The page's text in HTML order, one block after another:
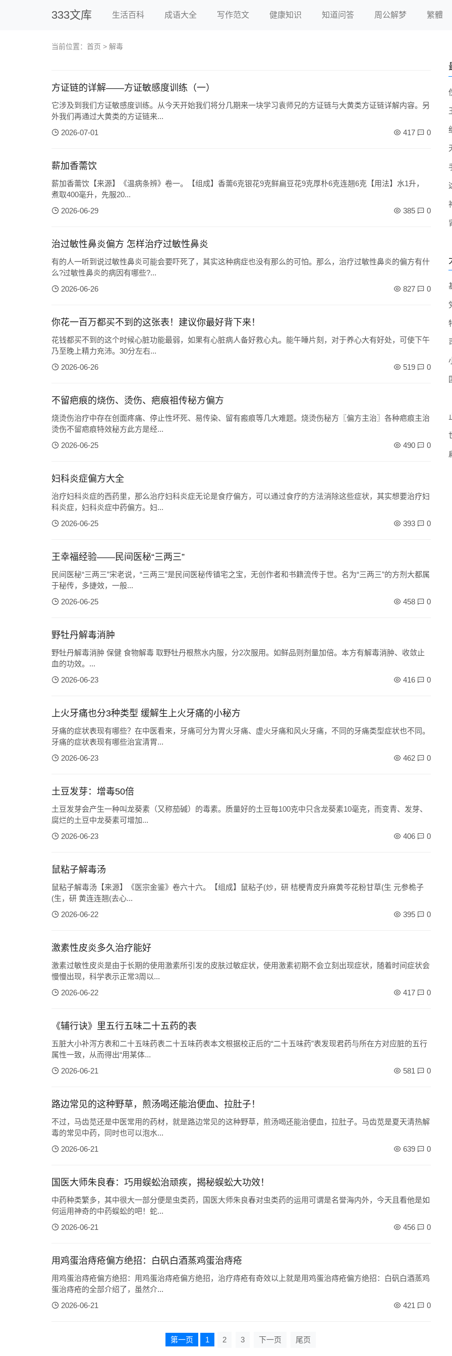
333文库 生活百科 成语大全 写作范文 健康知识 知道问答 周公解梦 繁體
当前位置： 首页 > 解毒
方证链的详解——方证敏感度训练（一）
它涉及到我们方证敏感度训练。从今天开始我们将分几期来一块学习袁师兄的方证链与大黄类方证链详解内容。另
外我们再通过大黄类的方证链来...
2026-07-01
417 0
薪加香薷饮
薪加香薷饮【来源】《温病条辨》卷一。【组成】香薷6克银花9克鲜扁豆花9克厚朴6克连翘6克【用法】水1升，
煮取400毫升，先服20...
2026-06-29
385 0
治过敏性鼻炎偏方 怎样治疗过敏性鼻炎
有的人一听到说过敏性鼻炎可能会要吓死了，其实这种病症也没有那么的可怕。那么，治疗过敏性鼻炎的偏方有什
么?过敏性鼻炎的病因有哪些?...
2026-06-26
827 0
你花一百万都买不到的这张表！建议你最好背下来！
花钱都买不到的这个时候心脏功能最弱，如果有心脏病人备好救心丸。能午睡片刻，对于养心大有好处，可使下午
乃至晚上精力充沛。30分左右...
2026-06-26
519 0
不留疤痕的烧伤、烫伤、疤痕祖传秘方偏方
烧烫伤治疗中存在创面疼痛、停止性坏死、易传染、留有瘢痕等几大难题。烧烫伤秘方〖偏方主治〗各种疤痕主治
烫伤不留疤痕特效秘方此方是经...
2026-06-25
490 0
妇科炎症偏方大全
治疗妇科炎症的西药里，那么治疗妇科炎症无论是食疗偏方，可以通过食疗的方法消除这些症状，其实想要治疗妇
科炎症，妇科炎症中药偏方。妇...
2026-06-25
393 0
王幸福经验——民间医秘“三两三”
民间医秘“三两三”宋老说，“三两三”是民间医秘传镇宅之宝，无创作者和书籍流传于世。名为“三两三”的方剂大都属
于秘传，多捷效，一般...
2026-06-25
458 0
野牡丹解毒消肿
野牡丹解毒消肿 保健 食物解毒 取野牡丹根熬水内服，分2次服用。如鲜品则剂量加倍。本方有解毒消肿、收敛止
血的功效。...
2026-06-23
416 0
上火牙痛也分3种类型 缓解生上火牙痛的小秘方
牙痛的症状表现有哪些？在中医看来，牙痛可分为胃火牙痛、虚火牙痛和风火牙痛，不同的牙痛类型症状也不同。
牙痛的症状表现有哪些治宜清胃...
2026-06-23
462 0
土豆发芽：增毒50倍
土豆发芽会产生一种叫龙葵素（又称茄碱）的毒素。质量好的土豆每100克中只含龙葵素10毫克，而变青、发芽、
腐烂的土豆中龙葵素可增加...
2026-06-23
406 0
鼠粘子解毒汤
鼠粘子解毒汤【来源】《医宗金鉴》卷六十六。【组成】鼠粘子(炒，研 桔梗青皮升麻黄芩花粉甘草(生 元参桅子
(生，研 黄连连翘(去心...
2026-06-22
395 0
激素性皮炎多久治疗能好
激素过敏性皮炎是由于长期的使用激素所引发的皮肤过敏症状，使用激素初期不会立刻出现症状，随着时间症状会
慢慢出现，科学表示正常3周以...
2026-06-22
417 0
《辅行诀》里五行五味二十五药的表
五脏大小补泻方表和二十五味药表二十五味药表本文根据校正后的“二十五味药”表发现君药与所在方对应脏的五行
属性一致，从而得出“用某体...
2026-06-21
581 0
路边常见的这种野草，煎汤喝还能治便血、拉肚子！
不过，马齿苋还是中医常用的药材，就是路边常见的这种野草，煎汤喝还能治便血，拉肚子。马齿苋是夏天清热解
毒的常见中药，同时也可以泡水...
2026-06-21
639 0
国医大师朱良春：巧用蜈蚣治顽疾，揭秘蜈蚣大功效！
中药种类繁多，其中很大一部分便是虫类药，国医大师朱良春对虫类药的运用可谓是名誉海内外，今天且看他是如
何运用神奇的中药蜈蚣的吧！蛇...
2026-06-21
456 0
用鸡蛋治痔疮偏方绝招：白矾白酒蒸鸡蛋治痔疮
用鸡蛋治痔疮偏方绝招：用鸡蛋治痔疮偏方绝招，治疗痔疮有奇效以上就是用鸡蛋治痔疮偏方绝招：白矾白酒蒸鸡
蛋治痔疮的全部介绍了，虽然介...
2026-06-21
421 0
第一页 1 2 3 下一页 尾页